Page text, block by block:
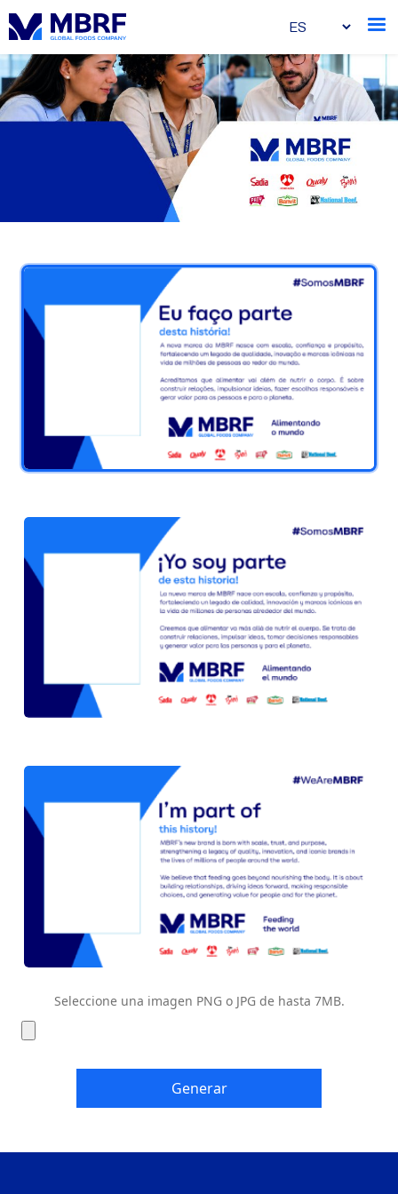
Seleccione una imagen PNG o JPG de hasta 7MB.
Generar